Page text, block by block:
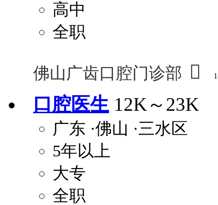
高中
全职
佛山广齿口腔门诊部 
口腔医生 12K～23K
广东 ·佛山 ·三水区
5年以上
大专
全职